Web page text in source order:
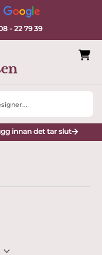
- 22 79 39
innan det tar slut